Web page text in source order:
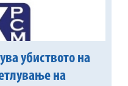
убиството на
на